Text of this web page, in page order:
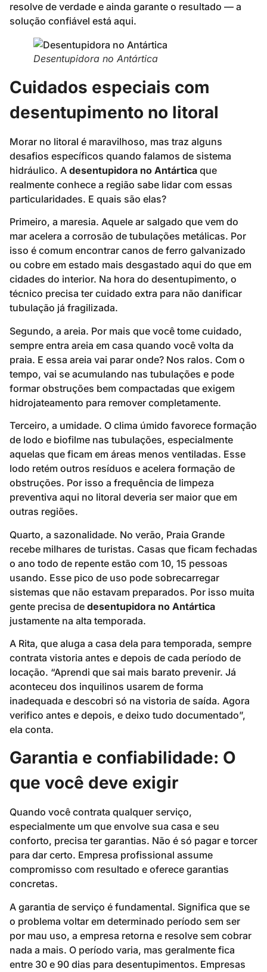
resolve de verdade e ainda garante o resultado — a
solução confiável está aqui.
Desentupidora no Antártica
Cuidados especiais com
desentupimento no litoral
Morar no litoral é maravilhoso, mas traz alguns
desafios específicos quando falamos de sistema
hidráulico. A desentupidora no Antártica que
realmente conhece a região sabe lidar com essas
particularidades. E quais são elas?
Primeiro, a maresia. Aquele ar salgado que vem do
mar acelera a corrosão de tubulações metálicas. Por
isso é comum encontrar canos de ferro galvanizado
ou cobre em estado mais desgastado aqui do que em
cidades do interior. Na hora do desentupimento, o
técnico precisa ter cuidado extra para não danificar
tubulação já fragilizada.
Segundo, a areia. Por mais que você tome cuidado,
sempre entra areia em casa quando você volta da
praia. E essa areia vai parar onde? Nos ralos. Com o
tempo, vai se acumulando nas tubulações e pode
formar obstruções bem compactadas que exigem
hidrojateamento para remover completamente.
Terceiro, a umidade. O clima úmido favorece formação
de lodo e biofilme nas tubulações, especialmente
aquelas que ficam em áreas menos ventiladas. Esse
lodo retém outros resíduos e acelera formação de
obstruções. Por isso a frequência de limpeza
preventiva aqui no litoral deveria ser maior que em
outras regiões.
Quarto, a sazonalidade. No verão, Praia Grande
recebe milhares de turistas. Casas que ficam fechadas
o ano todo de repente estão com 10, 15 pessoas
usando. Esse pico de uso pode sobrecarregar
sistemas que não estavam preparados. Por isso muita
gente precisa de desentupidora no Antártica
justamente na alta temporada.
A Rita, que aluga a casa dela para temporada, sempre
contrata vistoria antes e depois de cada período de
locação. “Aprendi que sai mais barato prevenir. Já
aconteceu dos inquilinos usarem de forma
inadequada e descobri só na vistoria de saída. Agora
verifico antes e depois, e deixo tudo documentado”,
ela conta.
Garantia e confiabilidade: O
que você deve exigir
Quando você contrata qualquer serviço,
especialmente um que envolve sua casa e seu
conforto, precisa ter garantias. Não é só pagar e torcer
para dar certo. Empresa profissional assume
compromisso com resultado e oferece garantias
concretas.
A garantia de serviço é fundamental. Significa que se
o problema voltar em determinado período sem ser
por mau uso, a empresa retorna e resolve sem cobrar
nada a mais. O período varia, mas geralmente fica
entre 30 e 90 dias para desentupimentos. Empresas